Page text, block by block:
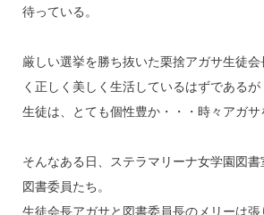
待っている。
厳しい選挙を勝ち抜いた栗捨アガサ生徒
く正しく美しく生活しているはずであるが
生徒は、とても個性豊か・・・時々アガサ
そんなある日、ステラマリーナ女学園図
図書委員たち。
生徒会長アガサと図書委員長のメリーは